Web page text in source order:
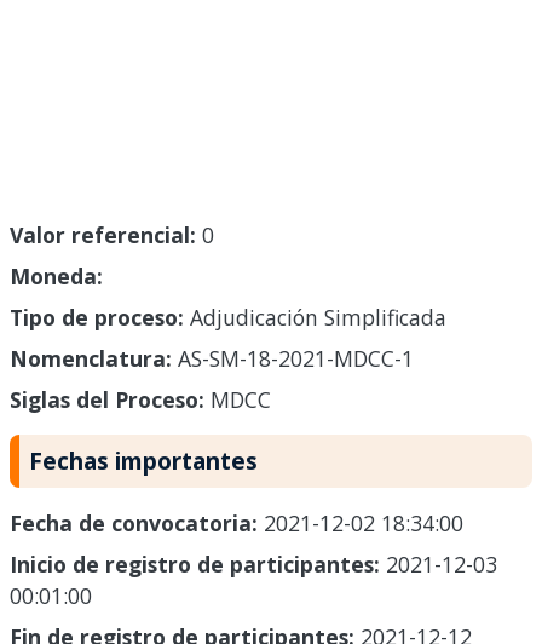
Valor referencial: 0
Moneda:
Tipo de proceso: Adjudicación Simplificada
Nomenclatura: AS-SM-18-2021-MDCC-1
Siglas del Proceso: MDCC
Fechas importantes
Fecha de convocatoria: 2021-12-02 18:34:00
Inicio de registro de participantes: 2021-12-03
00:01:00
Fin de registro de participantes: 2021-12-12